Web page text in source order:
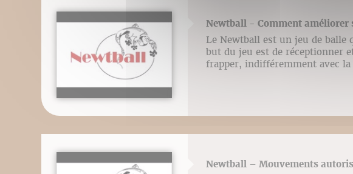
Newtball - Comment améliorer
Le Newtball est un jeu de balle
but du jeu est de réceptionner
frapper, indifféremment avec
Newtball – Mouvements